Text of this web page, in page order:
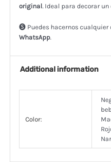
original. Ideal para decorar
🅢 Puedes hacernos cualquier
WhatsApp.
Additional information
Color: